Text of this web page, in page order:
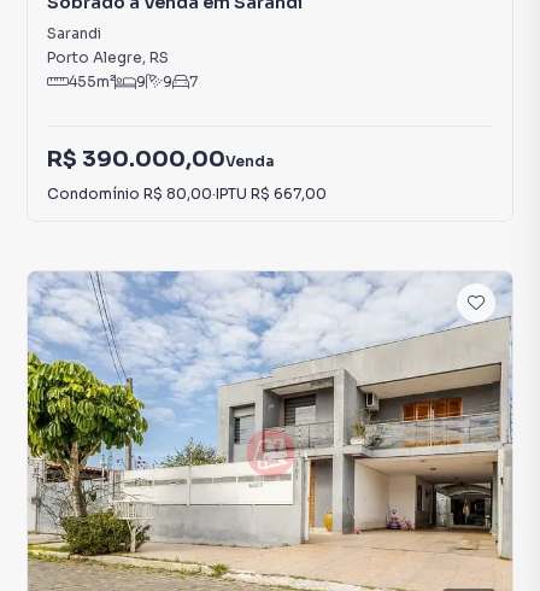
Sarandi
Porto Alegre, RS
455m² 9 9 7
R$ 390.000,00Venda
Condomínio R$ 80,00·IPTU R$ 667,00